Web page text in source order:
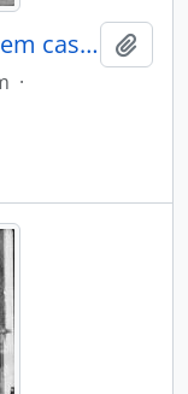
Grupo de médicos reunidos em casa do Dr. António Duarte Teixeira da Silva
·